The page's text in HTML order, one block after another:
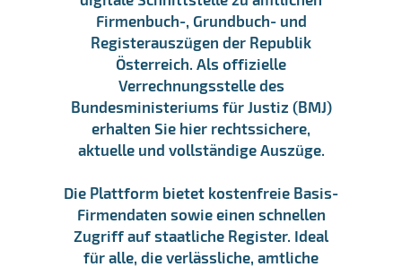
Firmenbuch-, Grundbuch- und
Registerauszügen der Republik
Österreich. Als offizielle
Verrechnungsstelle des
Bundesministeriums für Justiz (BMJ)
erhalten Sie hier rechtssichere,
aktuelle und vollständige Auszüge.
Die Plattform bietet kostenfreie Basis-
Firmendaten sowie einen schnellen
Zugriff auf staatliche Register. Ideal
für alle, die verlässliche, amtliche